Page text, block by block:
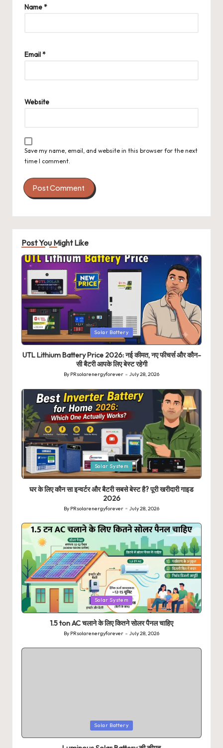
Name*
Email*
Website
Save my name, email, and website in this browser for the next
time I comment.
Post You Might Like
Posted
in
Solar Battery
UTL Lithium Battery Price 2026: नई कीमत, नए फीचर्स और कौन-
सी बैटरी आपके लिए बेस्ट रहेगी
Posted
By PRsolarenergyforever July 28, 2026
Posted
in
Solar System
घर के लिए कौन सा इन्वर्टर और बैटरी सबसे बेस्ट है? पूरी खरीदारी गाइड
2026
Posted
by
By PRsolarenergyforever July 28, 2026
Posted
in
Solar System
1.5 ton AC चलाने के लिए कितने सोलर पैनल चाहिए
Posted
by
By PRsolarenergyforever July 28, 2026
Solar Battery